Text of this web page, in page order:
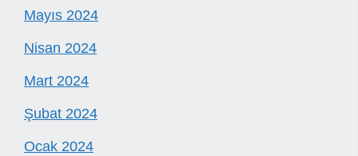
Mayıs 2024
Nisan 2024
Mart 2024
Şubat 2024
Ocak 2024